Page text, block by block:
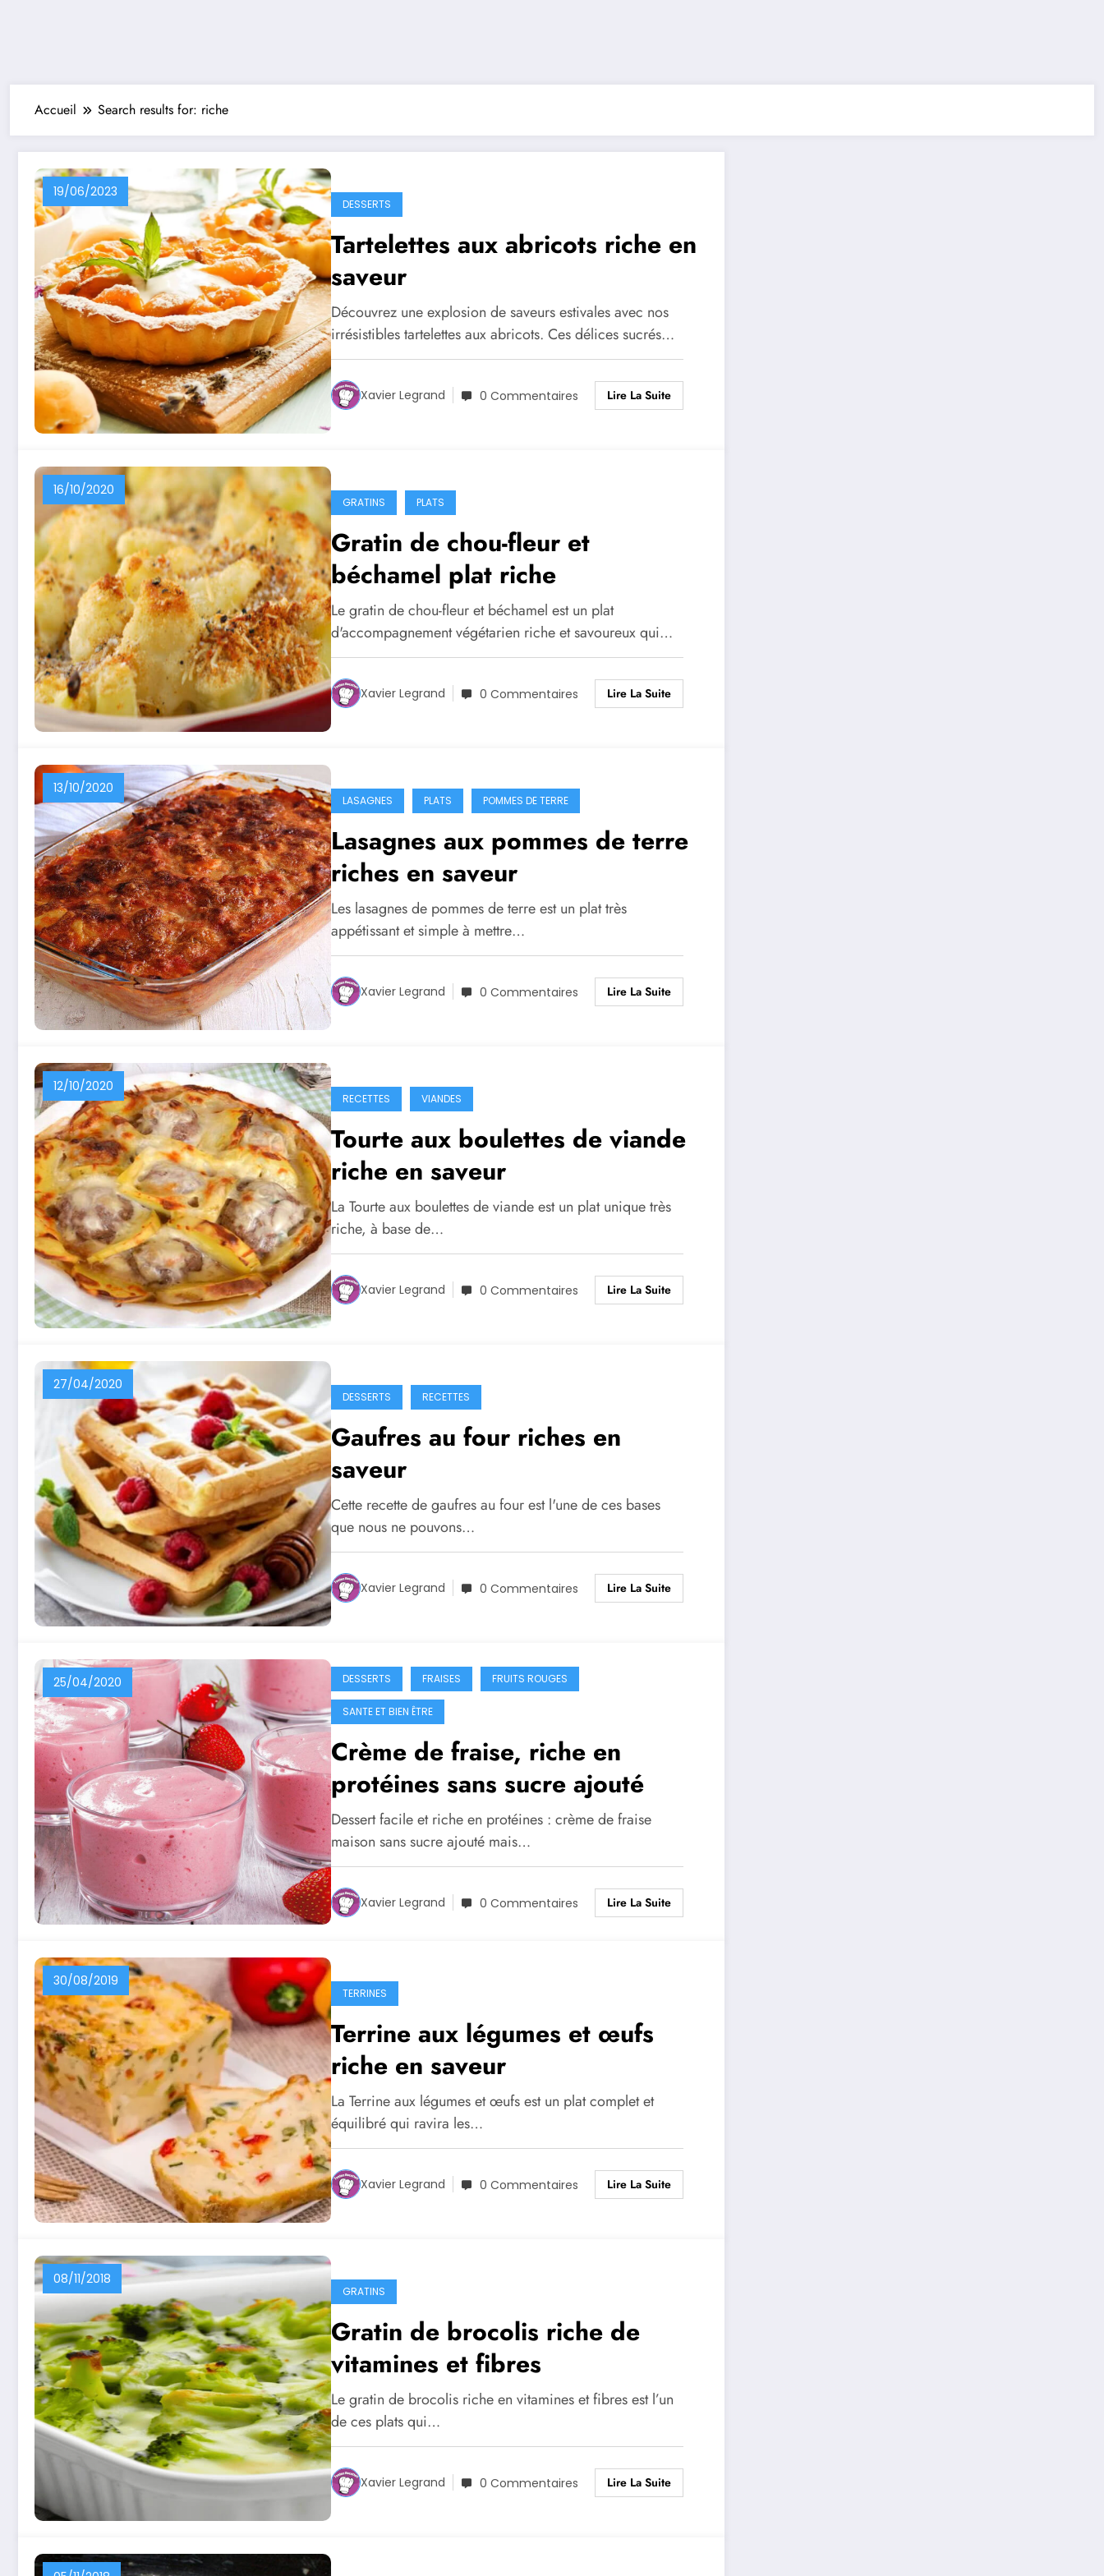
Accueil Search results for: riche
19/06/2023
DESSERTS
Tartelettes aux abricots riche en
saveur
Découvrez une explosion de saveurs estivales avec nos
irrésistibles tartelettes aux abricots. Ces délices sucrés…
Xavier Legrand 0 Commentaires Lire La Suite
16/10/2020
GRATINS PLATS
Gratin de chou-fleur et
béchamel plat riche
Le gratin de chou-fleur et béchamel est un plat
d'accompagnement végétarien riche et savoureux qui…
Xavier Legrand 0 Commentaires Lire La Suite
13/10/2020
LASAGNES PLATS POMMES DE TERRE
Lasagnes aux pommes de terre
riches en saveur
Les lasagnes de pommes de terre est un plat très
appétissant et simple à mettre…
Xavier Legrand 0 Commentaires Lire La Suite
12/10/2020
RECETTES VIANDES
Tourte aux boulettes de viande
riche en saveur
La Tourte aux boulettes de viande est un plat unique très
riche, à base de…
Xavier Legrand 0 Commentaires Lire La Suite
27/04/2020
DESSERTS RECETTES
Gaufres au four riches en
saveur
Cette recette de gaufres au four est l'une de ces bases
que nous ne pouvons…
Xavier Legrand 0 Commentaires Lire La Suite
25/04/2020 DESSERTS FRAISES FRUITS ROUGES
SANTE ET BIEN ÊTRE
Crème de fraise, riche en
protéines sans sucre ajouté
Dessert facile et riche en protéines : crème de fraise
maison sans sucre ajouté mais…
Xavier Legrand 0 Commentaires Lire La Suite
30/08/2019
TERRINES
Terrine aux légumes et œufs
riche en saveur
La Terrine aux légumes et œufs est un plat complet et
équilibré qui ravira les…
Xavier Legrand 0 Commentaires Lire La Suite
08/11/2018
GRATINS
Gratin de brocolis riche de
vitamines et fibres
Le gratin de brocolis riche en vitamines et fibres est l’un
de ces plats qui…
Xavier Legrand 0 Commentaires Lire La Suite